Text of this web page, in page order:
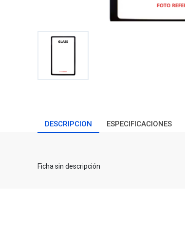
DESCRIPCION ESPECIFICACIONES
Ficha sin descripción